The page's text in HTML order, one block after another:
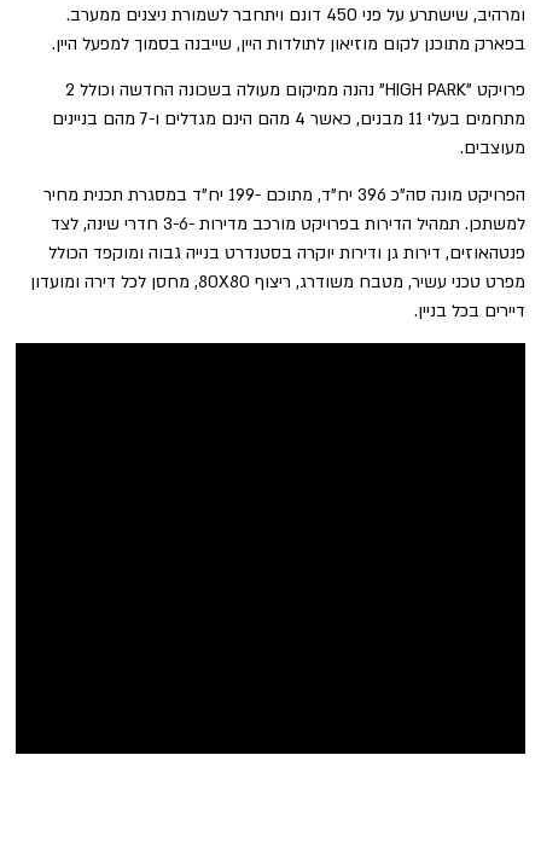
ומרהיב, שישתרע על פני 450 דונם ויתחבר לשמורת ניצנים ממערב.
בפארק מתוכנן לקום מוזיאון לתולדות היין, שייבנה בסמוך למפעל היין.
פרויקט "HIGH PARK" נהנה ממיקום מעולה בשכונה החדשה וכולל 2
מתחמים בעלי 11 מבנים, כאשר 4 מהם הינם מגדלים ו-7 מהם בניינים
מעוצבים.
הפרויקט מונה סה"כ 396 יח"ד, מתוכם -199 יח"ד במסגרת תכנית מחיר
למשתכן. תמהיל הדירות בפרויקט מורכב מדירות -3-6 חדרי שינה, לצד
פנטהאוזים, דירות גן ודירות יוקרה בסטנדרט בנייה גבוה ומוקפד הכולל
מפרט טכני עשיר, מטבח משודרג, ריצוף 80X80, מחסן לכל דירה ומועדון
דיירים בכל בניין.